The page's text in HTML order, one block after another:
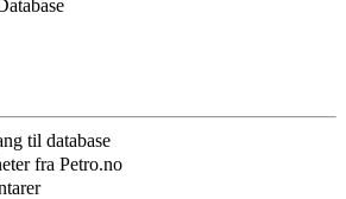
til database
fra Petro.no